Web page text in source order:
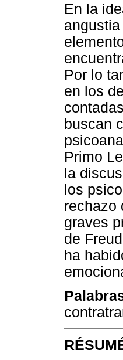
En la
Por lo
en los
buscan
Primo
la
los
rechazo
graves
de
ha